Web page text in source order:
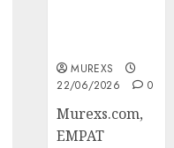
MUREXS
22/06/2026
0
‎Murexs.com,
EMPAT